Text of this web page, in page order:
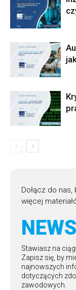
Dołącz do
więcej
Stawiasz na
Zapisz się, by
najnowszych
dotyczących
zawodowych.